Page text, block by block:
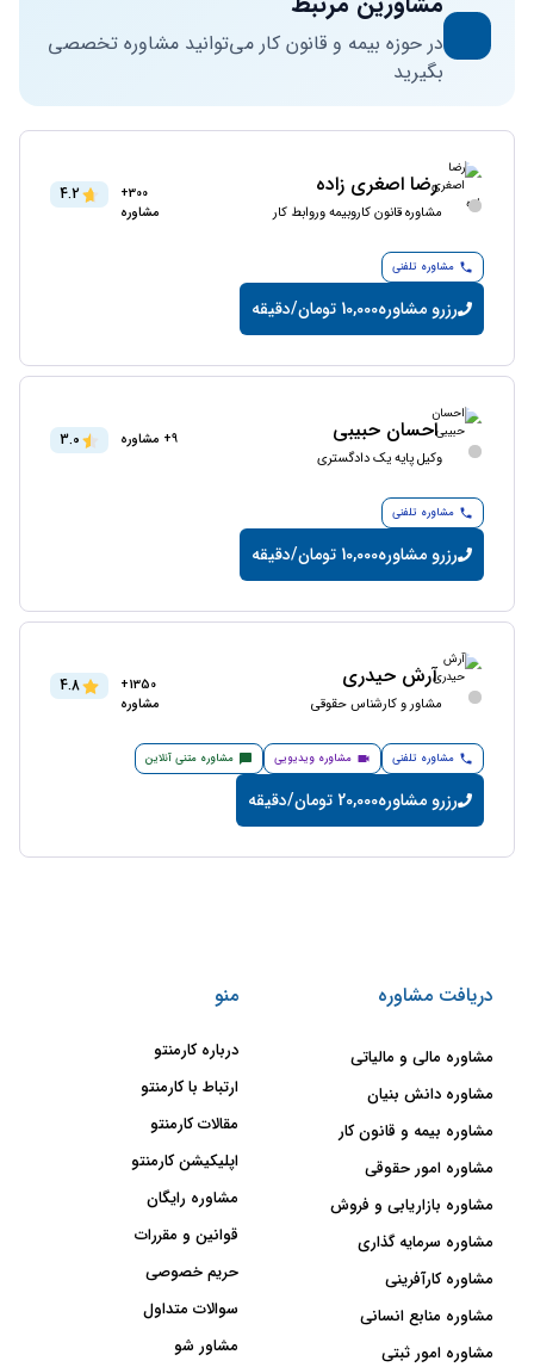
در حوزه بیمه و قانون کار می‌توانید مشاوره تخصصی
بگیرید
رضا اصغری زاده
مشاوره قانون کاروبیمه وروابط کار
300+
مشاوره
4.2
مشاوره تلفنی
رزرو مشاوره10,000 تومان/دقیقه
احسان حبیبی
وکیل پایه یک دادگستری
9+ مشاوره 3.0
مشاوره تلفنی
رزرو مشاوره10,000 تومان/دقیقه
آرش حیدری
مشاور و کارشناس حقوقی
1350+
مشاوره
4.8
مشاوره تلفنی مشاوره ویدیویی مشاوره متنی آنلاین
رزرو مشاوره20,000 تومان/دقیقه
دریافت مشاوره
مشاوره مالی و مالیاتی
مشاوره دانش بنیان
مشاوره بیمه و قانون کار
مشاوره امور حقوقی
مشاوره بازاریابی و فروش
مشاوره سرمایه گذاری
مشاوره کارآفرینی
مشاوره منابع انسانی
مشاوره امور ثبتی
منو
درباره کارمنتو
ارتباط با کارمنتو
مقالات کارمنتو
اپلیکیشن کارمنتو
مشاوره رایگان
قوانین و مقررات
حریم خصوصی
سوالات متداول
مشاور شو